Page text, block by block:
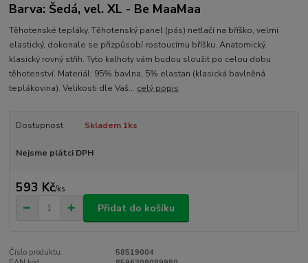
Barva: Šedá, vel. XL - Be MaaMaa
Těhotenské tepláky. Těhotenský panel (pás) netlačí na bříško, velmi
elastický, dokonale se přizpůsobí rostoucímu bříšku. Anatomický,
klasický rovný střih. Tyto kalhoty vám budou sloužit po celou dobu
těhotenství. Materiál: 95% bavlna, 5% elastan (klasická bavlněná
teplákovina). Velikosti dle Vaš... celý popis
Dostupnost Skladem 1ks
Nejsme plátci DPH
593 Kč/ks
Přidat do košíku
Číslo produktu:
58519004